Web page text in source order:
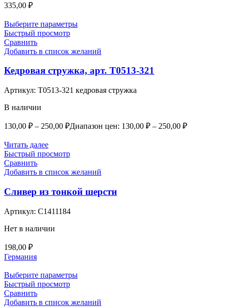
335,00 ₽
Выберите параметры
Быстрый просмотр
Сравнить
Добавить в список желаний
Кедровая стружка, арт. Т0513-321
Артикул: Т0513-321 кедровая стружка
В наличии
130,00 ₽ – 250,00 ₽Диапазон цен: 130,00 ₽ – 250,00 ₽
Читать далее
Быстрый просмотр
Сравнить
Добавить в список желаний
Сливер из тонкой шерсти
Артикул: С1411184
Нет в наличии
198,00 ₽
Германия
Выберите параметры
Быстрый просмотр
Сравнить
Добавить в список желаний